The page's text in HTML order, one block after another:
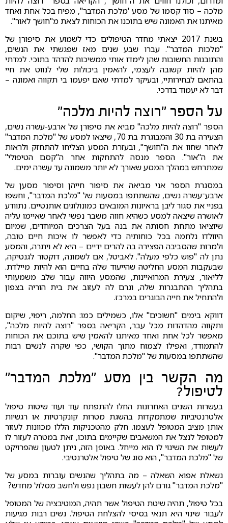
מלכה – סוד קסמו של מסע 'מלכת המדבר", מפיח בכל אחת ואחד
מאיתנו את האמונה שיש בתוכנו את הכוחות לצאת מ"חושך לאור".
בשנת 2017 יצאתי מחדר הטיפולים כדי לשמוע את סיפורן של
"מלכות המדבר". עברו שבע שנים מאז שפגשתי את הנשים,
והתובנות החשובות שהן לימדו אותי ממשיכות להדהד בתוכי. למדתי
מהן להיות קשובה לעצמי, להאמין ביכולות שלי לנווט את חיי
בהתאם לבחירותיי, ובעיקר למדתי שאם יפעמו בי תקווה ואמונה –
דבר לא יעמוד בדרכי.
על הספר "רוצה להיות מלכה"
הספר "רוצה להיות מלכה" מביא את סיפורן של ארבע-עשרה נשים,
הצעירה בת 30 והמבוגרת בת 70, שיצאו למסע של "מלכת המדבר"
לאחר שחוו את ה"חושך", ובעזרת המסע הצליחו להתחזק ולראות
את ה"אור". הספר מנסה להתחקות אחר ה"קסם הטיפולי"
שמתרחש במהלך המסע שאורך לא יותר משמונה עד עשרה ימים.
במסגרת הספר אני מביאה את סיפור חייהן וסיפור מסען של
ארבע־עשרה נשים, שהשתתפו במסעות של "מלכת המדבר", וחשפו
בפניי את סגור ליבן בראיונות המובאים כמונולוגים אותנטיים. נתוודע
לאושרה שיצאה למסע כשהיא חווה משבר נפשי לאחר שאיימו עליה
שיוציאו מתחת חסותה את בנה בעל הצרכים המיוחדים, שמיום
היוולדו נלחמה בכל כוחותיה כדי לאפשר לו איכות חיים טובה,
ולמרות שהסביבה הפצירה בה להרים ידיים – היא לא ויתרה, והמסע
נתן לה "פוש כלפי מעלה". לאביטל, אם לשמונה, דוקטור לגנטיקה,
שבעקבות המסע החליטה שהייעוד שלה בחיים הוא להיות מיילדת.
לליאור, צעירת המרואיינות, שהמסע היווה עבור שלב משמעותי
בתהליך ההתבגרות שלה, וגרם לה לעזוב את בית הוריה בצפון
ולהתחיל את חייה הבוגרים במרכז.
דווקא בימים "חשוכים" אלו, כשמילים כמו: החלמה, ריפוי, שיקום
ותקווה מהדהדות מכל עבר, הקריאה בספר "רוצה להיות מלכה",
מאפשר לכל אחת ואחד מאיתנו להאמין שיש בתוכם את הכוחות
להתמודד, ואפילו לצמוח מתוך הקושי, כפי שקרה לנשים רבות
שהשתתפו במסעות של "מלכת המדבר".
מה הקשר בין מסע "מלכת המדבר"
לטיפול?
בעשרות השנים האחרונות החלו להתפתח עוד ועוד שיטות טיפול
אלטרנטיביות שמתמקדות בהשגת מטרות קונקרטיות או רגשיות
אותן מציב המטופל לעצמו. חלק מהטכניקות הללו מכוונות לעזור
למטופל לנצל את המשאבים שקיימים בתוכו, זאת במטרה לעזור לו
לעשות את השינוי לו הוא מייחל. באופן הזה, ניתן לטעון שהפרויקט
של "מלכת המדבר", הוא סוג של טיפול אלטרנטיבי.
נשאלת אפוא השאלה – מה בתהליך שהנשים עוברות במסע של
"מלכת המדבר" גורם להן לעשות חשבון נפש ולחשב מסלול מחדש?
בכל טיפול, תהיה שיטת הטיפול אשר תהיה, המוטיבציה של המטופל
לעבור שינוי היא תנאי בסיסי להצלחת הטיפול. נשים רבות מגיעות